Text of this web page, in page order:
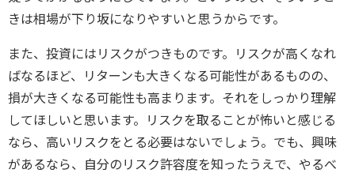
きは相場が下り坂になりやすいと思うからです。
また、投資にはリスクがつきものです。リスクが高くなれ
ばなるほど、リターンも大きくなる可能性があるものの、
損が大きくなる可能性も高まります。それをしっかり理解
してほしいと思います。リスクを取ることが怖いと感じる
なら、高いリスクをとる必要はないでしょう。でも、興味
があるなら、自分のリスク許容度を知ったうえで、やるべ